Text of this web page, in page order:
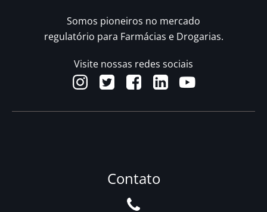
Somos pioneiros no mercado
regulatório para Farmácias e Drogarias.
Visite nossas redes sociais
Contato